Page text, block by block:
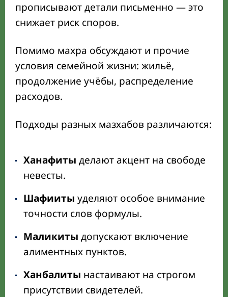
прописывают детали письменно — это
снижает риск споров.
Помимо махра обсуждают и прочие
условия семейной жизни: жильё,
продолжение учёбы, распределение
расходов.
Подходы разных мазхабов различаются:
Ханафиты делают акцент на свободе
невесты.
Шафииты уделяют особое внимание
точности слов формулы.
Маликиты допускают включение
алиментных пунктов.
Ханбалиты настаивают на строгом
присутствии свидетелей.